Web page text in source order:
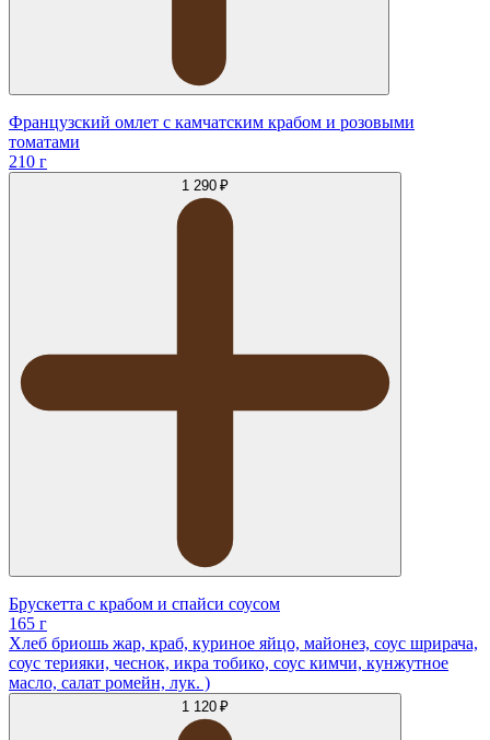
Французский омлет с камчатским крабом и розовыми
томатами
210 г
1 290 ₽
Брускетта с крабом и спайси соусом
165 г
Хлеб бриошь жар, краб, куриное яйцо, майонез, соус шрирача,
соус терияки, чеснок, икра тобико, соус кимчи, кунжутное
масло, салат ромейн, лук. )
1 120 ₽